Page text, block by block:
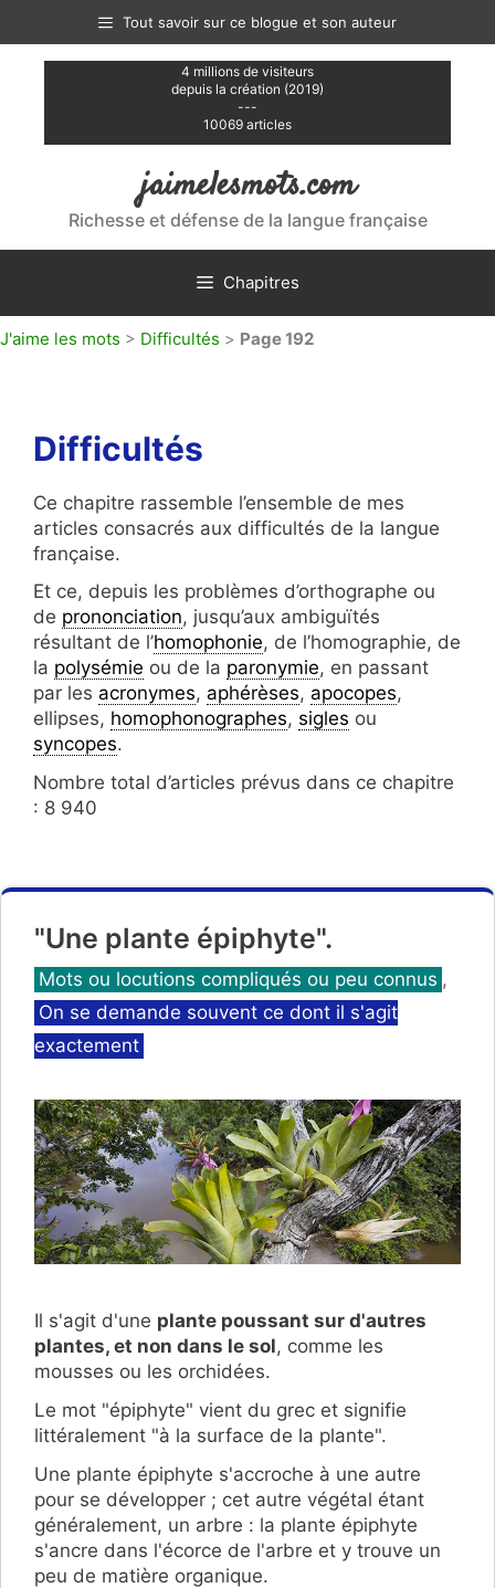
contenu
Tout savoir sur ce blogue et son auteur
4 millions de visiteurs
depuis la création (2019)
---
10069 articles
jaimelesmots.com
Richesse et défense de la langue française
Chapitres
J'aime les mots > Difficultés > Page 192
Difficultés
Ce chapitre rassemble l’ensemble de mes
articles consacrés aux difficultés de la langue
française.
Et ce, depuis les problèmes d’orthographe ou
de prononciation, jusqu’aux ambiguïtés
résultant de l’homophonie, de l’homographie, de
la polysémie ou de la paronymie, en passant
par les acronymes, aphérèses, apocopes,
ellipses, homophonographes, sigles ou
syncopes.
Nombre total d’articles prévus dans ce chapitre
: 8 940
"Une plante épiphyte".
Catégories
Mots ou locutions compliqués ou peu connus ,
On se demande souvent ce dont il s'agit
exactement
Il s'agit d'une plante poussant sur d'autres
plantes, et non dans le sol, comme les
mousses ou les orchidées.
Le mot "épiphyte" vient du grec et signifie
littéralement "à la surface de la plante".
Une plante épiphyte s'accroche à une autre
pour se développer ; cet autre végétal étant
généralement, un arbre : la plante épiphyte
s'ancre dans l'écorce de l'arbre et y trouve un
peu de matière organique.